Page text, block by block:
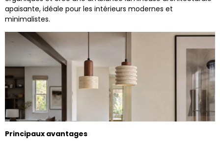
apaisante, idéale pour les intérieurs modernes et
minimalistes.
Principaux avantages